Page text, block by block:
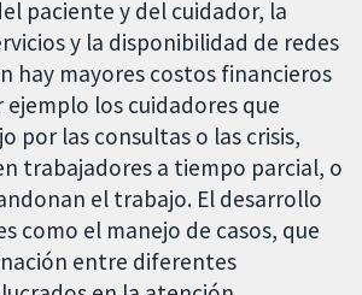
paciente y del cuidador, la
y la disponibilidad de redes
hay mayores costos financieros
los cuidadores que
por las consultas o las crisis,
trabajadores a tiempo parcial, o
el trabajo. El desarrollo
como el manejo de casos, que
entre diferentes